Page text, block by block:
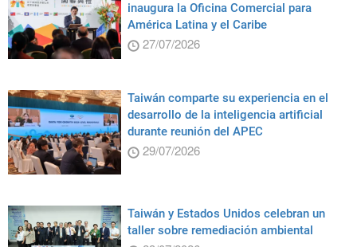
inaugura la Oficina Comercial para
América Latina y el Caribe
27/07/2026
Taiwán comparte su experiencia en el
desarrollo de la inteligencia artificial
durante reunión del APEC
29/07/2026
Taiwán y Estados Unidos celebran un
taller sobre remediación ambiental